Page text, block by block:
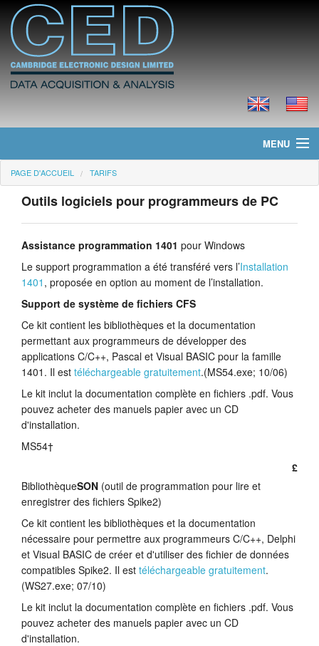
MENU
Page d'accueil
Actualités
Produits
Tarifs
Téléchargements
Tutoriels
Assistance
PAGE D'ACCUEIL TARIFS
Outils logiciels pour programmeurs de PC
Assistance programmation 1401 pour Windows
Le support programmation a été transféré vers l’Installation
1401 , proposée en option au moment de l’installation.
Support de système de fichiers CFS
Ce kit contient les bibliothèques et la documentation
permettant aux programmeurs de développer des
applications C/C++, Pascal et Visual BASIC pour la famille
1401. Il est téléchargeable gratuitement.(MS54.exe; 10/06)
Le kit inclut la documentation complète en fichiers .pdf. Vous
pouvez acheter des manuels papier avec un CD
d'installation.
MS54†
£
BibliothèqueSON (outil de programmation pour lire et
enregistrer des fichiers Spike2)
Ce kit contient les bibliothèques et la documentation
nécessaire pour permettre aux programmeurs C/C++, Delphi
et Visual BASIC de créer et d'utiliser des fichier de données
compatibles Spike2. Il est téléchargeable gratuitement.
(WS27.exe; 07/10)
Le kit inclut la documentation complète en fichiers .pdf. Vous
pouvez acheter des manuels papier avec un CD
d'installation.